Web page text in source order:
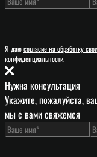
Я даюсогласие на обработку
конфиденциальности.
Нужна консультация
Укажите, пожалуйста,
мы с вами свяжемся